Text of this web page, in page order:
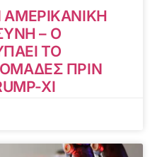
ΑΜΕΡΙΚΑΝΙΚΗ
– Ο
ΤΟ
ΠΡΙΝ
XI